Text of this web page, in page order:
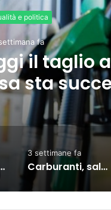
sul
3 settimane fa
Carburanti, salgono prezzi: diesel self vola oltre i 2 euro al litro